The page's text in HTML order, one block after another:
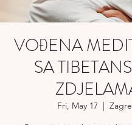
VOĐENA
SA
Fri, May 17
  |